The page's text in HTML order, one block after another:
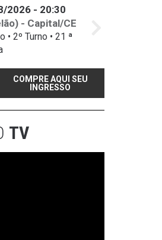
2026 - 20:30
- Capital/CE
2º Turno • 21 ª
COMPRE AQUI SEU
INGRESSO
TV